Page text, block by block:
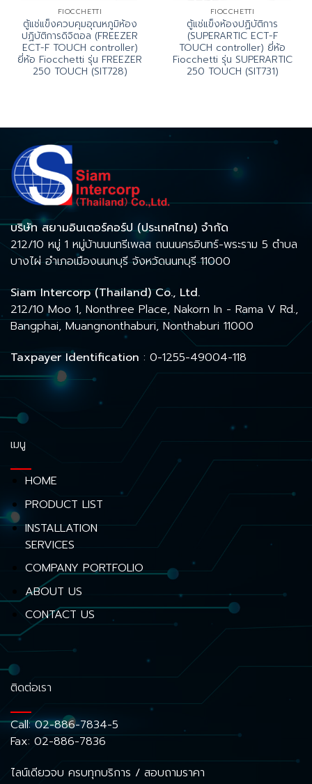
FIOCCHETTI
ตู้แช่แข็งควบคุมอุณหภูมิห้อง
ปฏิบัติการดิจิตอล (FREEZER
ECT-F TOUCH controller)
ยี่ห้อ Fiocchetti รุ่น FREEZER
250 TOUCH (SIT728)
FIOCCHETTI
ตู้แช่แข็งห้องปฏิบัติการ
(SUPERARTIC ECT-F
TOUCH controller) ยี่ห้อ
Fiocchetti รุ่น SUPERARTIC
250 TOUCH (SIT731)
บริษัท สยามอินเตอร์คอร์ป (ประเทศไทย) จำกัด
212/10 หมู่ 1 หมู่บ้านนนทรีเพลส ถนนนครอินทร์-พระราม 5 ตำบล
บางไผ่ อำเภอเมืองนนทบุรี จังหวัดนนทบุรี 11000
Siam Intercorp (Thailand) Co., Ltd.
212/10 Moo 1, Nonthree Place, Nakorn In - Rama V Rd.,
Bangphai, Muangnonthaburi, Nonthaburi 11000
Taxpayer Identification : 0-1255-49004-118
เมนู
HOME
PRODUCT LIST
INSTALLATION
SERVICES
COMPANY PORTFOLIO
ABOUT US
CONTACT US
ติดต่อเรา
Call:02-886-7834-5
Fax: 02-886-7836
ไลน์เดียวจบ ครบทุกบริการ / สอบถามราคา